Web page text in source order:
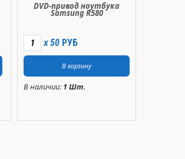
DVD-привод ноутбука
Samsung R580
X 50 РУБ
В наличии: 1 Шт.